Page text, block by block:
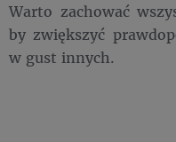
Warto zachować
by zwiększyć
w gust innych.